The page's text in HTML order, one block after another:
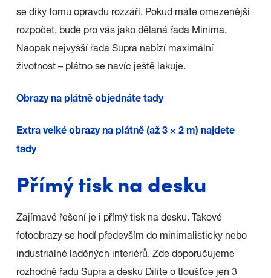
se díky tomu opravdu rozzáří. Pokud máte omezenější
rozpočet, bude pro vás jako dělaná řada Minima.
Naopak nejvyšší řada Supra nabízí maximální
životnost – plátno se navíc ještě lakuje.
Obrazy na plátně objednáte tady
Extra velké obrazy na plátně (až 3 × 2 m) najdete
tady
Přímý tisk na desku
Zajímavé řešení je i přímý tisk na desku. Takové
fotoobrazy se hodí především do minimalisticky nebo
industriálně laděných interiérů. Zde doporučujeme
rozhodně řadu Supra a desku Dilite o tloušťce jen 3